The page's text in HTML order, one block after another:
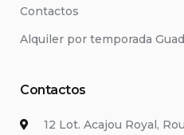
Contactos
Alquiler por temporada
Contactos
12 Lot. Acajou Royal,